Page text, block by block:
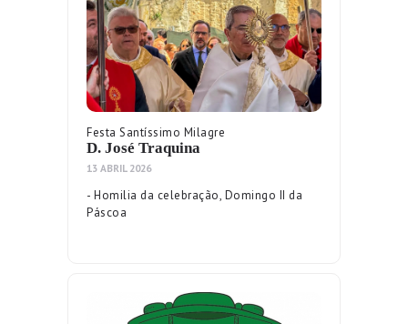
Festa Santíssimo Milagre
D. José Traquina
13 ABRIL 2026
- Homilia da celebração, Domingo II da
Páscoa